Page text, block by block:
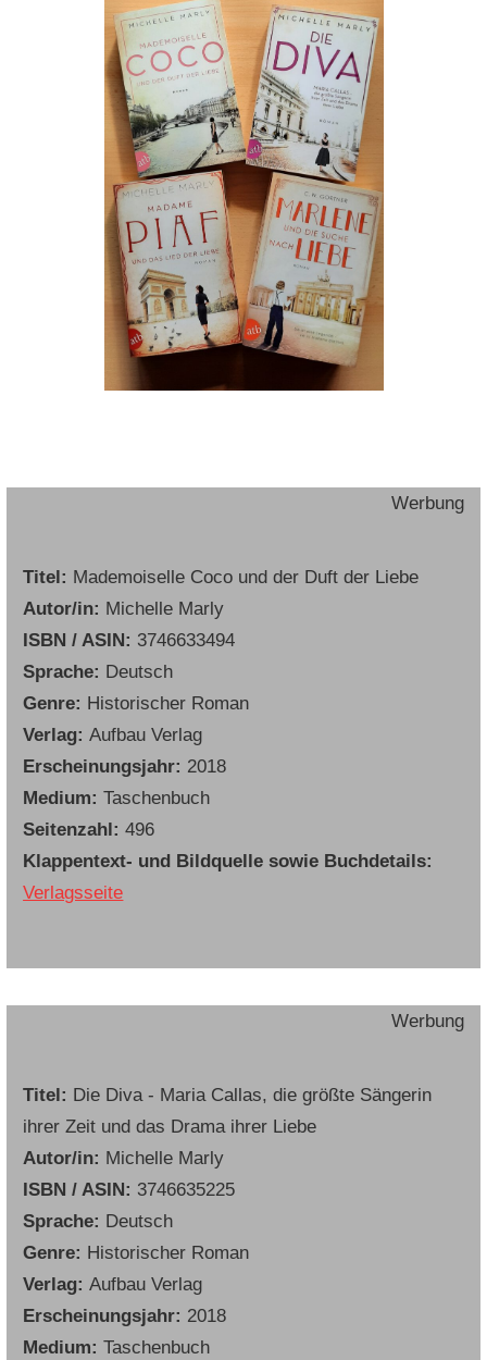
Werbung
Titel: Mademoiselle Coco und der Duft der Liebe
Autor/in: Michelle Marly
ISBN / ASIN: 3746633494
Sprache: Deutsch
Genre: Historischer Roman
Verlag:Aufbau Verlag
Erscheinungsjahr: 2018
Medium:Taschenbuch
Seitenzahl:496
Klappentext- und Bildquelle sowie Buchdetails:
Verlagsseite
Werbung
Titel: Die Diva - Maria Callas, die größte Sängerin
ihrer Zeit und das Drama ihrer Liebe
Autor/in: Michelle Marly
ISBN / ASIN: 3746635225
Sprache: Deutsch
Genre: Historischer Roman
Verlag:Aufbau Verlag
Erscheinungsjahr: 2018
Medium:Taschenbuch